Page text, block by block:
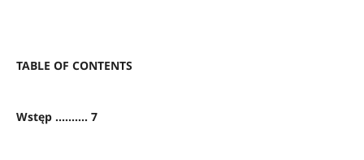
TABLE OF CONTENTS
Wstęp .......... 7